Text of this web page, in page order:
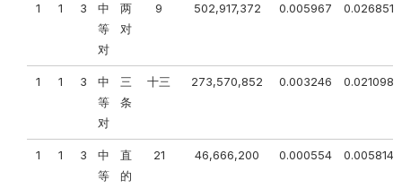
1 1 3
中
等
对
两
对
9 502,917,372 0.005967 0.026851
1 1 3
中
等
对
三
条
十三 273,570,852 0.003246 0.021098
1 1 3
中
等
直
的
21 46,666,200 0.000554 0.005814